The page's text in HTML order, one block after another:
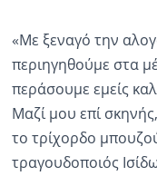
«Με ξεναγό την
περιηγηθούμε στα
περάσουμε εμείς
Μαζί μου επί
το τρίχορδο
τραγουδοποιός